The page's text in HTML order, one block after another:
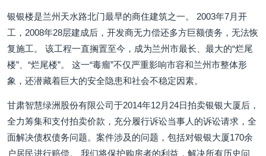
银银楼是兰州天水路北门最早的商住建筑之一。 2003年7月开
工，2008年28层建成后，开发商无力偿还多方巨额债务，无法恢
复施工。 该工程一直搁置至今，成为兰州市最长、最大的“烂尾
楼”、“烂尾楼”。 这一“毒瘤”不仅严重影响市容和兰州市整体形
象，还潜藏着巨大的安全隐患和社会不稳定因素。
甘肃智慧绿洲股份有限公司于2014年12月24日拍卖银银大厦后，
全力筹集和支付拍卖价款，充分履行诉讼当事人的诉讼请求，全
面解决债权债务问题。案件涉及的问题，包括对银银大厦170余
户居民进行赔偿。 我们将保护购房者的利益，解决所有历史问